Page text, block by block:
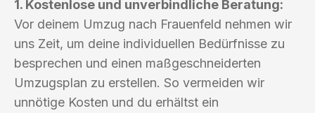
1. Kostenlose und unverbindliche Beratung:
Vor deinem Umzug nach Frauenfeld nehmen wir
uns Zeit, um deine individuellen Bedürfnisse zu
besprechen und einen maßgeschneiderten
Umzugsplan zu erstellen. So vermeiden wir
unnötige Kosten und du erhältst ein